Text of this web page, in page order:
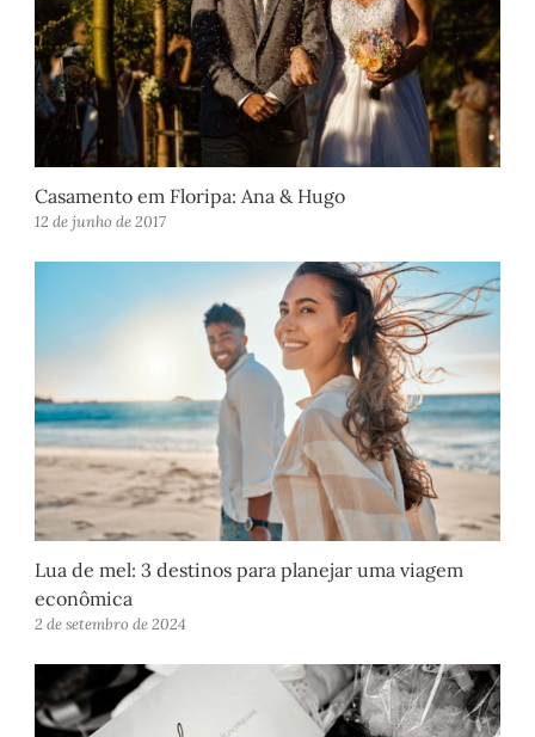
Casamento em Floripa: Ana & Hugo
12 de junho de 2017
Lua de mel: 3 destinos para planejar uma viagem
econômica
2 de setembro de 2024